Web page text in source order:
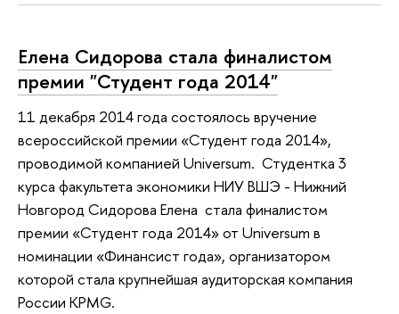
Елена Сидорова стала финалистом
премии "Студент года 2014"
11 декабря 2014 года состоялось вручение
всероссийской премии «Студент года 2014»,
проводимой компанией Universum. Студентка 3
курса факультета экономики НИУ ВШЭ - Нижний
Новгород Сидорова Елена стала финалистом
премии «Студент года 2014» от Universum в
номинации «Финансист года», организатором
которой стала крупнейшая аудиторская компания
России KPMG.